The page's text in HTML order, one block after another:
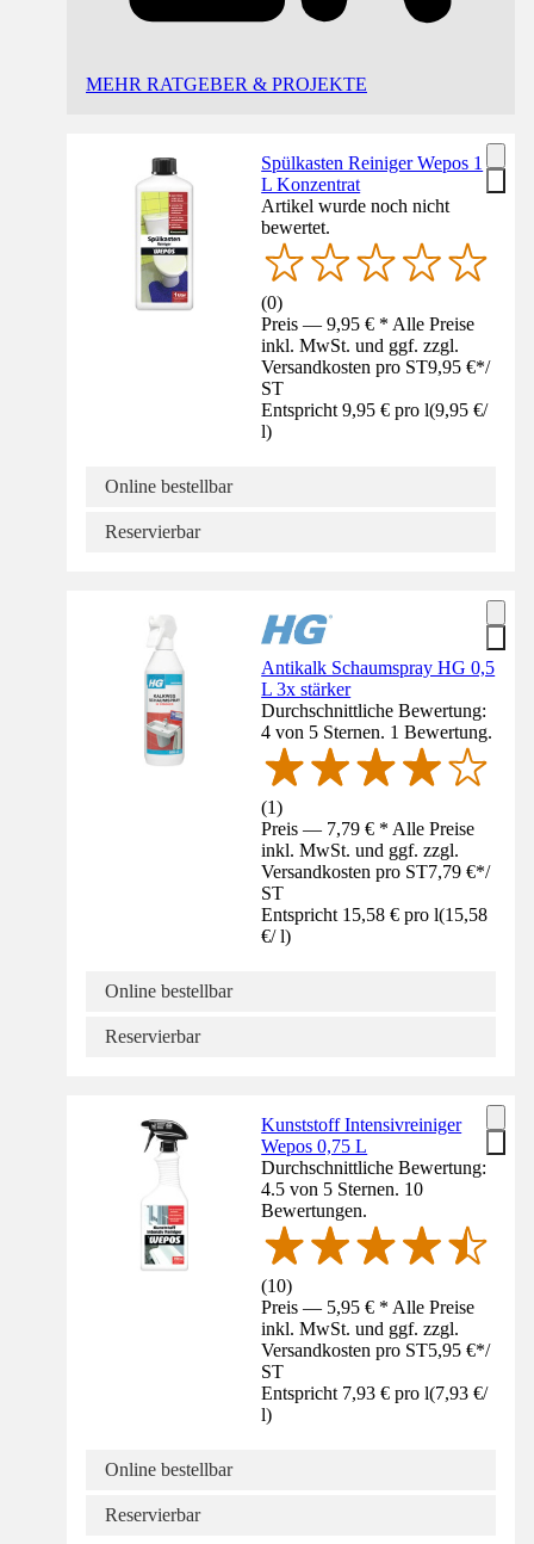
MEHR RATGEBER & PROJEKTE
Spülkasten Reiniger Wepos 1
L Konzentrat
Artikel wurde noch nicht
bewertet.
(0)
Preis — 9,95 € * Alle Preise
inkl. MwSt. und ggf. zzgl.
Versandkosten pro ST9,95 €*/
ST
Entspricht 9,95 € pro l(9,95 €/
l)
Online bestellbar
Reservierbar
Antikalk Schaumspray HG 0,5
L 3x stärker
Durchschnittliche Bewertung:
4 von 5 Sternen. 1 Bewertung.
(1)
Preis — 7,79 € * Alle Preise
inkl. MwSt. und ggf. zzgl.
Versandkosten pro ST7,79 €*/
ST
Entspricht 15,58 € pro l(15,58
€/ l)
Online bestellbar
Reservierbar
Kunststoff Intensivreiniger
Wepos 0,75 L
Durchschnittliche Bewertung:
4.5 von 5 Sternen. 10
Bewertungen.
(10)
Preis — 5,95 € * Alle Preise
inkl. MwSt. und ggf. zzgl.
Versandkosten pro ST5,95 €*/
ST
Entspricht 7,93 € pro l(7,93 €/
l)
Online bestellbar
Reservierbar